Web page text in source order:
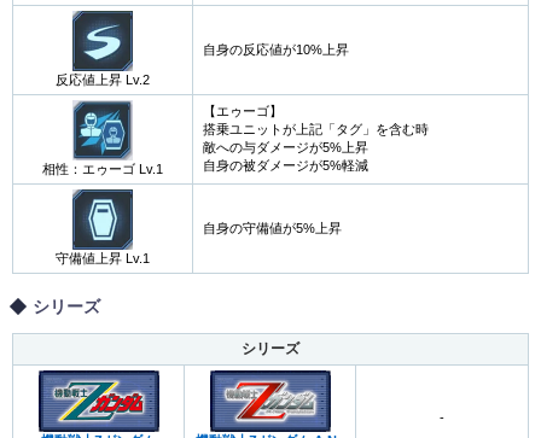
反応値上昇 Lv.2
自身の反応値が10%上昇
相性：エゥーゴ Lv.1
【エゥーゴ】
搭乗ユニットが上記「タグ」を含む時
敵への与ダメージが5%上昇
自身の被ダメージが5%軽減
守備値上昇 Lv.1
自身の守備値が5%上昇
シリーズ
シリーズ
-